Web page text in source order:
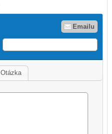
Emailu
Otázka